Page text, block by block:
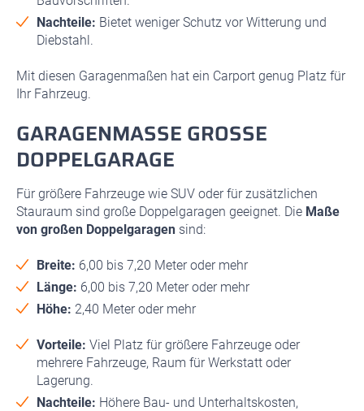
Nachteile: Bietet weniger Schutz vor Witterung und
Diebstahl.
Mit diesen Garagenmaßen hat ein Carport genug Platz für
Ihr Fahrzeug.
GARAGENMASSE GROSSE DO
PPELGARAGE
Für größere Fahrzeuge wie SUV oder für zusätzlichen
Stauraum sind große Doppelgaragen geeignet. Die Maße
von großen Doppelgaragen sind:
Breite: 6,00 bis 7,20 Meter oder mehr
Länge: 6,00 bis 7,20 Meter oder mehr
Höhe: 2,40 Meter oder mehr
Vorteile: Viel Platz für größere Fahrzeuge oder
mehrere Fahrzeuge, Raum für Werkstatt oder
Lagerung.
Nachteile: Höhere Bau- und Unterhaltskosten,